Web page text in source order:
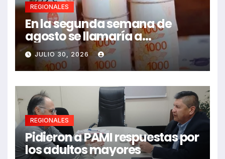
REGIONALES
En la segunda semana de
agosto se llamaría a
paritarias
JULIO 30, 2026
REGIONALES
Pidieron a PAMI respuestas por
los adultos mayores